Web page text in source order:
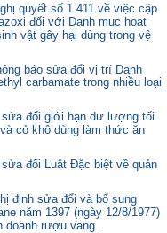
quyết số 1.411 về việc cập
đối với Danh mục hoạt
vật gây hại dùng trong vệ
báo sửa đổi vị trí Danh
carbamate trong nhiều loại
đổi giới hạn dư lượng tối
cỏ khô dùng làm thức ăn
đổi Luật Đặc biệt về quản
định sửa đổi và bổ sung
năm 1397 (ngày 12/8/1977)
rượu vang.